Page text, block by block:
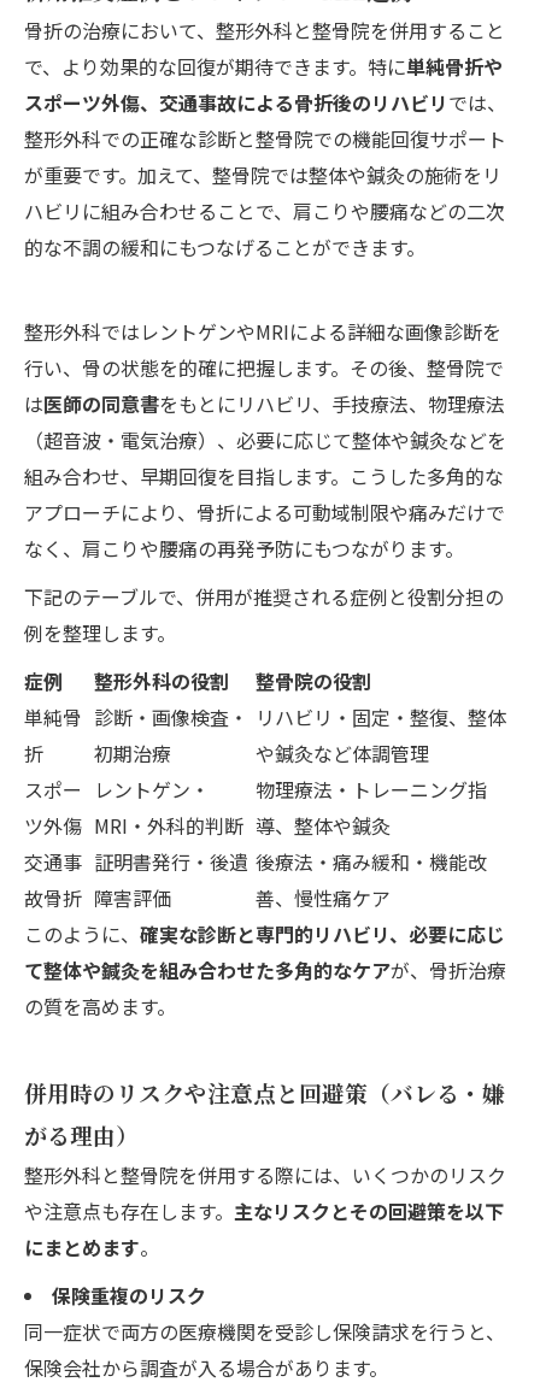
骨折の治療において、整形外科と整骨院を併用すること
で、より効果的な回復が期待できます。特に単純骨折や
スポーツ外傷、交通事故による骨折後のリハビリでは、
整形外科での正確な診断と整骨院での機能回復サポート
が重要です。加えて、整骨院では整体や鍼灸の施術をリ
ハビリに組み合わせることで、肩こりや腰痛などの二次
的な不調の緩和にもつなげることができます。
整形外科ではレントゲンやMRIによる詳細な画像診断を
行い、骨の状態を的確に把握します。その後、整骨院で
は医師の同意書をもとにリハビリ、手技療法、物理療法
（超音波・電気治療）、必要に応じて整体や鍼灸などを
組み合わせ、早期回復を目指します。こうした多角的な
アプローチにより、骨折による可動域制限や痛みだけで
なく、肩こりや腰痛の再発予防にもつながります。
下記のテーブルで、併用が推奨される症例と役割分担の
例を整理します。
症例
整形外科の役割
整骨院の役割
単純骨
折
診断・画像検査・
初期治療
リハビリ・固定・整復、整体
や鍼灸など体調管理
スポー
ツ外傷
レントゲン・
MRI・外科的判断
物理療法・トレーニング指
導、整体や鍼灸
交通事
故骨折
証明書発行・後遺
障害評価
後療法・痛み緩和・機能改
善、慢性痛ケア
このように、 確実な診断と専門的リハビリ、必要に応じ
て整体や鍼灸を組み合わせた多角的なケアが、骨折治療
の質を高めます。
併用時のリスクや注意点と回避策（バレる・嫌
がる理由）
整形外科と整骨院を併用する際には、いくつかのリスク
や注意点も存在します。 主なリスクとその回避策を以下
にまとめます。
保険重複のリスク
同一症状で両方の医療機関を受診し保険請求を行うと、
保険会社から調査が入る場合があります。